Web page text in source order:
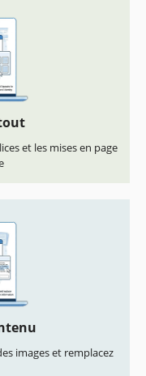
et les mises en page
images et remplacez